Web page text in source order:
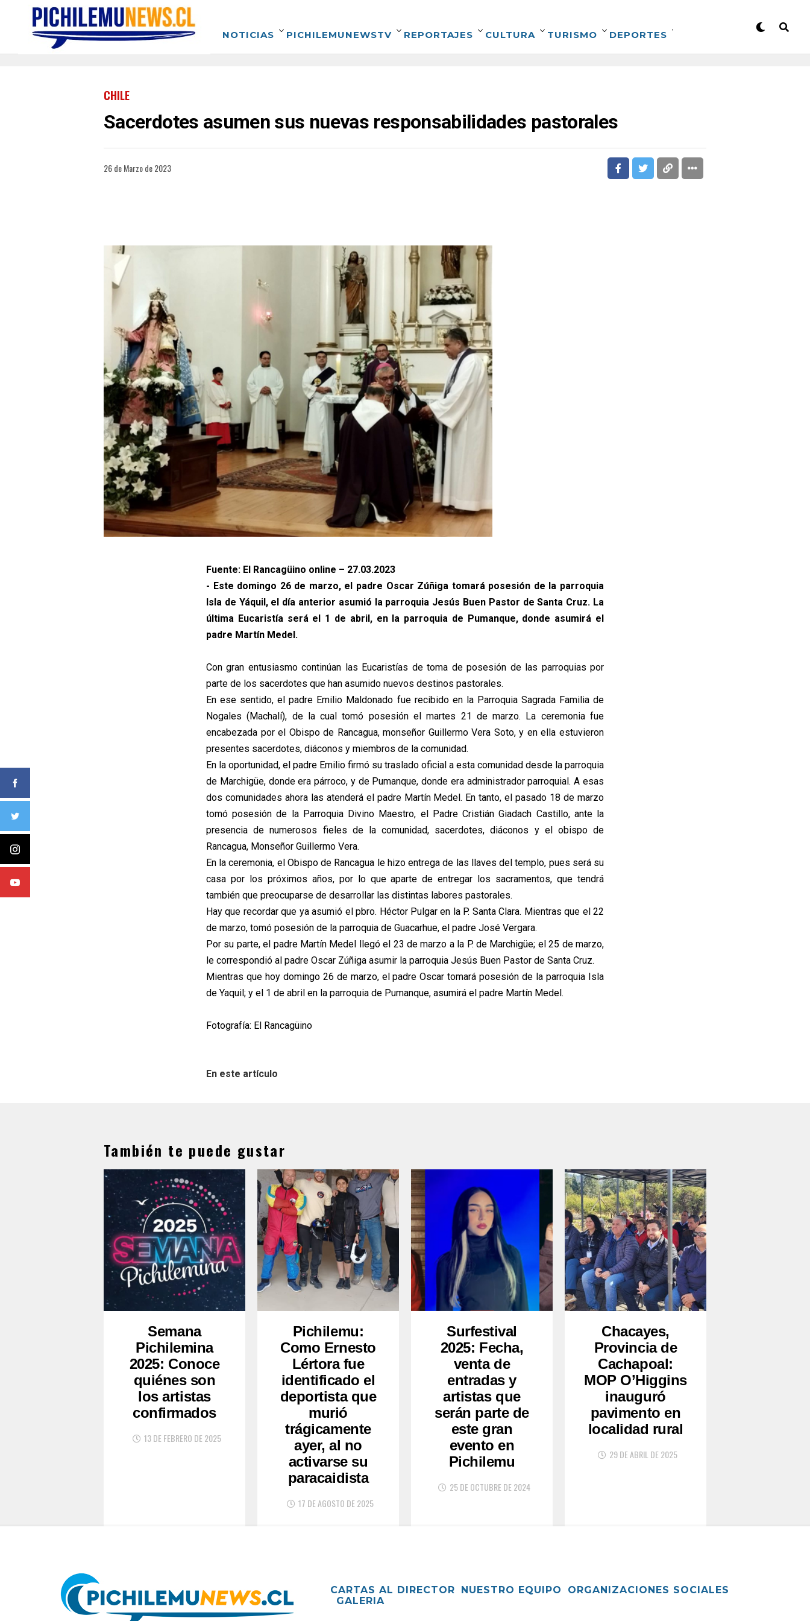
NOTICIAS PICHILEMUNEWSTV REPORTAJES CULTURA TURISMO DEPORTES
CHILE
Sacerdotes asumen sus nuevas responsabilidades pastorales
26 de Marzo de 2023
Fuente: El Rancagüino online – 27.03.2023
- Este domingo 26 de marzo, el padre Oscar Zúñiga tomará posesión de la parroquia
Isla de Yáquil, el día anterior asumió la parroquia Jesús Buen Pastor de Santa Cruz. La
última Eucaristía será el 1 de abril, en la parroquia de Pumanque, donde asumirá el
padre Martín Medel.
Con gran entusiasmo continúan las Eucaristías de toma de posesión de las parroquias por
parte de los sacerdotes que han asumido nuevos destinos pastorales.
En ese sentido, el padre Emilio Maldonado fue recibido en la Parroquia Sagrada Familia de
Nogales (Machalí), de la cual tomó posesión el martes 21 de marzo. La ceremonia fue
encabezada por el Obispo de Rancagua, monseñor Guillermo Vera Soto, y en ella estuvieron
presentes sacerdotes, diáconos y miembros de la comunidad.
En la oportunidad, el padre Emilio firmó su traslado oficial a esta comunidad desde la parroquia
de Marchigüe, donde era párroco, y de Pumanque, donde era administrador parroquial. A esas
dos comunidades ahora las atenderá el padre Martín Medel. En tanto, el pasado 18 de marzo
tomó posesión de la Parroquia Divino Maestro, el Padre Cristián Giadach Castillo, ante la
presencia de numerosos fieles de la comunidad, sacerdotes, diáconos y el obispo de
Rancagua, Monseñor Guillermo Vera.
En la ceremonia, el Obispo de Rancagua le hizo entrega de las llaves del templo, pues será su
casa por los próximos años, por lo que aparte de entregar los sacramentos, que tendrá
también que preocuparse de desarrollar las distintas labores pastorales.
Hay que recordar que ya asumió el pbro. Héctor Pulgar en la P. Santa Clara. Mientras que el 22
de marzo, tomó posesión de la parroquia de Guacarhue, el padre José Vergara.
Por su parte, el padre Martín Medel llegó el 23 de marzo a la P. de Marchigüe; el 25 de marzo,
le correspondió al padre Oscar Zúñiga asumir la parroquia Jesús Buen Pastor de Santa Cruz.
Mientras que hoy domingo 26 de marzo, el padre Oscar tomará posesión de la parroquia Isla
de Yaquil; y el 1 de abril en la parroquia de Pumanque, asumirá el padre Martín Medel.
Fotografía: El Rancagüino
En este artículo
También te puede gustar
Semana
Pichilemina
2025: Conoce
quiénes son
los artistas
confirmados
13 DE FEBRERO DE 2025
Pichilemu:
Como Ernesto
Lértora fue
identificado el
deportista que
murió
trágicamente
ayer, al no
activarse su
paracaidista
17 DE AGOSTO DE 2025
Surfestival
2025: Fecha,
venta de
entradas y
artistas que
serán parte de
este gran
evento en
Pichilemu
25 DE OCTUBRE DE 2024
Chacayes,
Provincia de
Cachapoal:
MOP O’Higgins
inauguró
pavimento en
localidad rural
29 DE ABRIL DE 2025
CARTAS AL DIRECTOR NUESTRO EQUIPO
ORGANIZACIONES SOCIALES
GALERIA